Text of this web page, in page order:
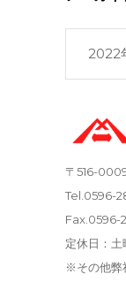
ア
カ
〒516-
Tel.0596-
Fax.0596-
定休日：土
※その他弊